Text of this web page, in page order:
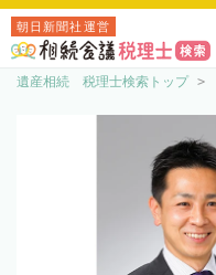
朝日新聞社運営
遺産相続 税理士検索トップ